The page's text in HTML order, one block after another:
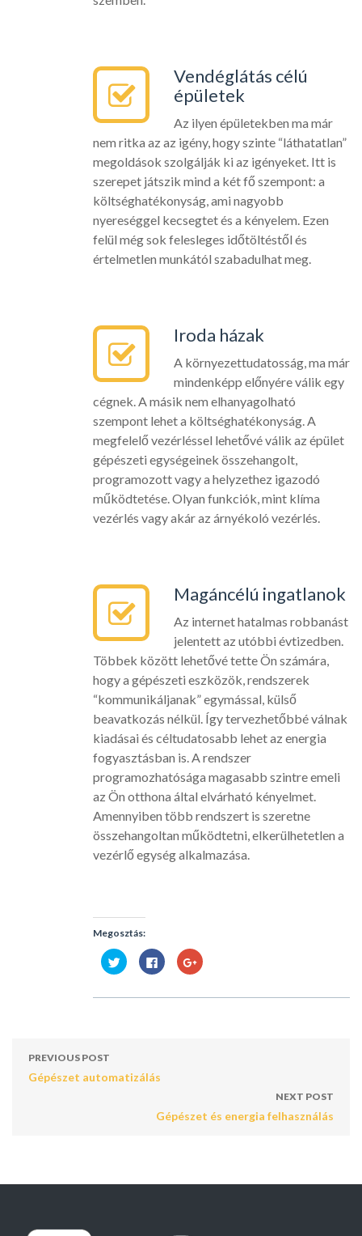
Vendéglátás célú
épületek
Az ilyen épületekben ma már
nem ritka az az igény, hogy szinte “láthatatlan”
megoldások szolgálják ki az igényeket. Itt is
szerepet játszik mind a két fő szempont: a
költséghatékonyság, ami nagyobb
nyereséggel kecsegtet és a kényelem. Ezen
felül még sok felesleges időtöltéstől és
értelmetlen munkától szabadulhat meg.
Iroda házak
A környezettudatosság, ma már
mindenképp előnyére válik egy
cégnek. A másik nem elhanyagolható
szempont lehet a költséghatékonyság. A
megfelelő vezérléssel lehetővé válik az épület
gépészeti egységeinek összehangolt,
programozott vagy a helyzethez igazodó
működtetése. Olyan funkciók, mint klíma
vezérlés vagy akár az árnyékoló vezérlés.
Magáncélú ingatlanok
Az internet hatalmas robbanást
jelentett az utóbbi évtizedben.
Többek között lehetővé tette Ön számára,
hogy a gépészeti eszközök, rendszerek
“kommunikáljanak” egymással, külső
beavatkozás nélkül. Így tervezhetőbbé válnak
kiadásai és céltudatosabb lehet az energia
fogyasztásban is. A rendszer
programozhatósága magasabb szintre emeli
az Ön otthona által elvárható kényelmet.
Amennyiben több rendszert is szeretne
összehangoltan működtetni, elkerülhetetlen a
vezérlő egység alkalmazása.
Megosztás:
Kattints
ide
en
Click
to
share
Facebook(Új
Megosztás
a
ablakban
PREVIOUS POST
Gépészet automatizálás
NEXT POST
Gépészet és energia felhasználás